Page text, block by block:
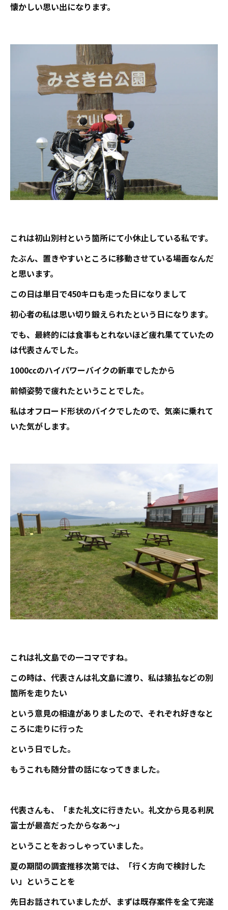
懐かしい思い出になります。
これは初山別村という箇所にて小休止している私です。
たぶん、置きやすいところに移動させている場面なんだ
と思います。
この日は単日で450キロも走った日になりまして
初心者の私は思い切り鍛えられたという日になります。
でも、最終的には食事もとれないほど疲れ果てていたの
は代表さんでした。
1000㏄のハイパワーバイクの新車でしたから
前傾姿勢で疲れたということでした。
私はオフロード形状のバイクでしたので、気楽に乗れて
いた気がします。
これは礼文島での一コマですね。
この時は、代表さんは礼文島に渡り、私は猿払などの別
箇所を走りたい
という意見の相違がありましたので、それぞれ好きなと
ころに走りに行った
という日でした。
もうこれも随分昔の話になってきました。
代表さんも、「また礼文に行きたい。礼文から見る利尻
富士が最高だったからなあ～」
ということをおっしゃっていました。
夏の期間の調査推移次第では、「行く方向で検討した
い」ということを
先日お話されていましたが、まずは既存案件を全て完遂